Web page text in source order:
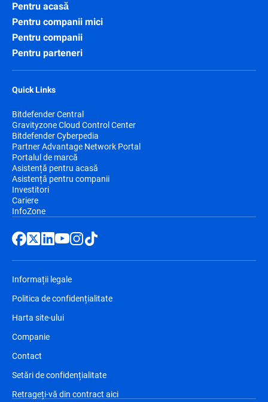
Pentru acasă
Pentru companii mici
Pentru companii
Pentru parteneri
Quick Links
Bitdefender Central
Gravityzone Cloud Control Center
Bitdefender Cyberpedia
Partner Advantage Network Portal
Portalul de marcă
Asistență pentru acasă
Asistență pentru companii
Investitori
Cariere
InfoZone
Informații legale
Politica de confidențialitate
Harta site-ului
Companie
Contact
Setări de confidențialitate
Retrageți-vă din contract aici